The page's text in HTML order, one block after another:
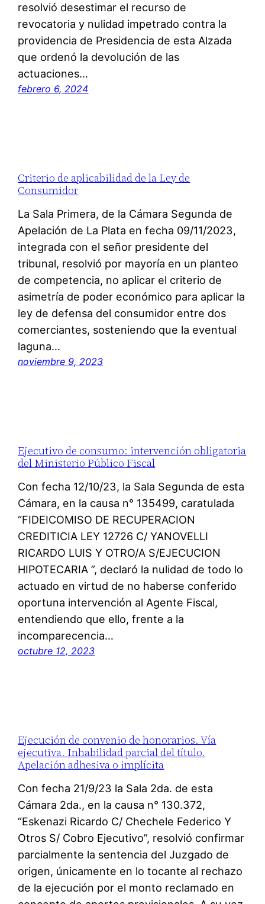
resolvió desestimar el recurso de
revocatoria y nulidad impetrado contra la
providencia de Presidencia de esta Alzada
que ordenó la devolución de las
actuaciones…
febrero 6, 2024
Criterio de aplicabilidad de la Ley de
Consumidor
La Sala Primera, de la Cámara Segunda de
Apelación de La Plata en fecha 09/11/2023,
integrada con el señor presidente del
tribunal, resolvió por mayoría en un planteo
de competencia, no aplicar el criterio de
asimetría de poder económico para aplicar la
ley de defensa del consumidor entre dos
comerciantes, sosteniendo que la eventual
laguna…
noviembre 9, 2023
Ejecutivo de consumo: intervención obligatoria
del Ministerio Público Fiscal
Con fecha 12/10/23, la Sala Segunda de esta
Cámara, en la causa n° 135499, caratulada
“FIDEICOMISO DE RECUPERACION
CREDITICIA LEY 12726 C/ YANOVELLI
RICARDO LUIS Y OTRO/A S/EJECUCION
HIPOTECARIA ”, declaró la nulidad de todo lo
actuado en virtud de no haberse conferido
oportuna intervención al Agente Fiscal,
entendiendo que ello, frente a la
incomparecencia…
octubre 12, 2023
Ejecución de convenio de honorarios. Vía
ejecutiva. Inhabilidad parcial del título.
Apelación adhesiva o implícita
Con fecha 21/9/23 la Sala 2da. de esta
Cámara 2da., en la causa n° 130.372,
“Eskenazi Ricardo C/ Chechele Federico Y
Otros S/ Cobro Ejecutivo”, resolvió confirmar
parcialmente la sentencia del Juzgado de
origen, únicamente en lo tocante al rechazo
de la ejecución por el monto reclamado en